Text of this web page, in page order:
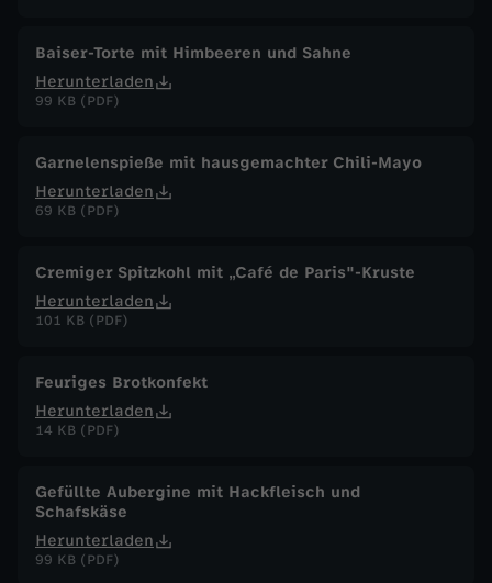
e
a
t
:
W
e
n
n
Baiser-Torte mit Himbeeren und Sahne
Herunterladen
99 KB (PDF)
Garnelenspieße mit hausgemachter Chili-Mayo
Herunterladen
69 KB (PDF)
Cremiger Spitzkohl mit „Café de Paris"-Kruste
Herunterladen
101 KB (PDF)
Feuriges Brotkonfekt
Herunterladen
14 KB (PDF)
Gefüllte Aubergine mit Hackfleisch und
Schafskäse
Herunterladen
99 KB (PDF)